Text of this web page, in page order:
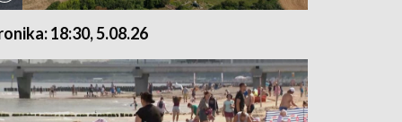
18:30, 5.08.26